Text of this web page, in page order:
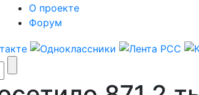
О проекте
Форум